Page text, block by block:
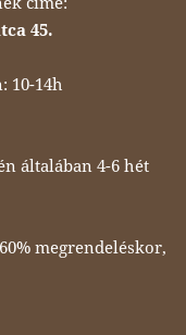
45.
10-14h
általában 4-6 hét
megrendeléskor,